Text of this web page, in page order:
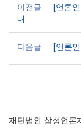
이전글
[언론
내
다음글
[언론
재단법인 삼성언론